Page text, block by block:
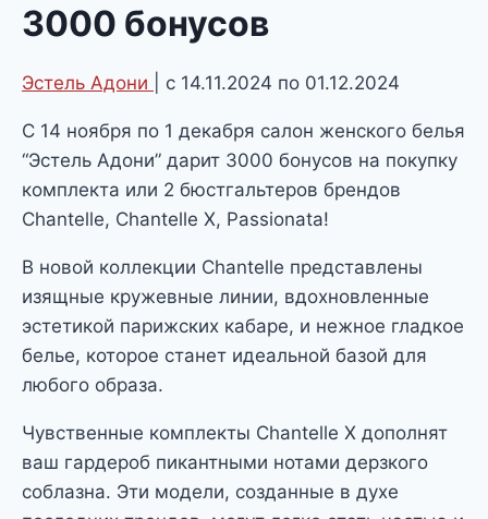
3000 бонусов
Эстель Адони | с 14.11.2024 по 01.12.2024
С 14 ноября по 1 декабря салон женского белья
“Эстель Адони” дарит 3000 бонусов на покупку
комплекта или 2 бюстгальтеров брендов
Chantelle, Chantelle X, Passionata!
В новой коллекции Chantelle представлены
изящные кружевные линии, вдохновленные
эстетикой парижских кабаре, и нежное гладкое
белье, которое станет идеальной базой для
любого образа.
Чувственные комплекты Chantelle X дополнят
ваш гардероб пикантными нотами дерзкого
соблазна. Эти модели, созданные в духе